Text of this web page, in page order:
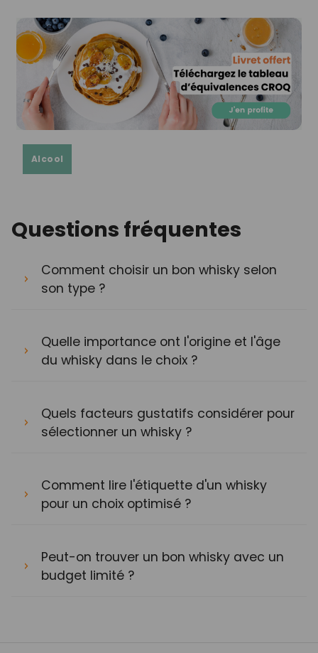
Alcool
Questions fréquentes
Comment choisir un bon whisky selon
son type ?
Quelle importance ont l'origine et l'âge
du whisky dans le choix ?
Quels facteurs gustatifs considérer pour
sélectionner un whisky ?
Comment lire l'étiquette d'un whisky
pour un choix optimisé ?
Peut-on trouver un bon whisky avec un
budget limité ?